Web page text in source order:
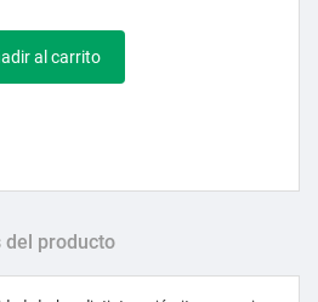
al carrito
del producto